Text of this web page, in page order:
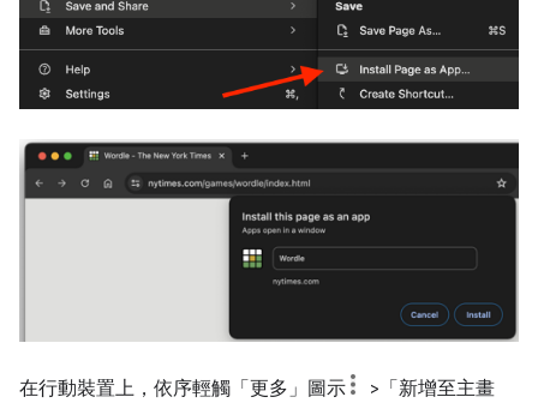
在行動裝置上，依序輕觸「更多」圖示
>「新增至主畫